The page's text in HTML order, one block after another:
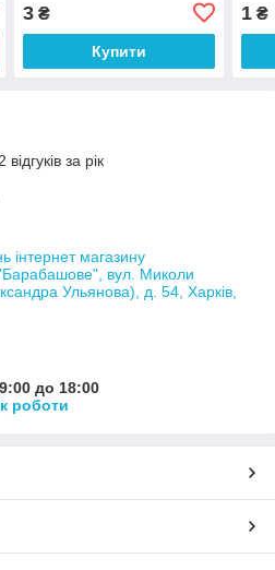
3₴
Купити
1 ₴
за рік
інтернет магазину
вул. Миколи
Ульянова), д. 54, Харків,
до 18:00
роботи